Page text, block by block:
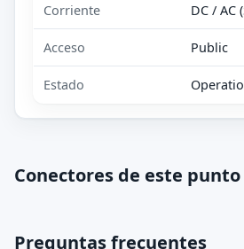
Corriente DC / AC
Acceso Public
Estado
Conectores de este punto
Preguntas frecuentes